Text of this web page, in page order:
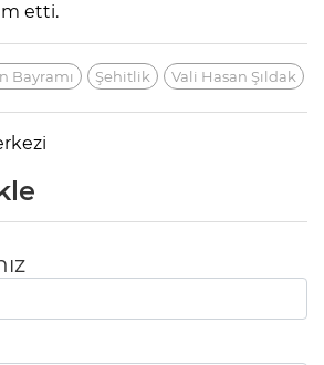
etti.
Bayramı Şehitlik Vali Hasan Şıldak